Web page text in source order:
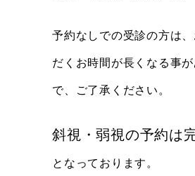
予約なしでの受診の方は
だくお時間が長くなる事
で、ご了承ください。
斜視・弱視の予約は
となっております。